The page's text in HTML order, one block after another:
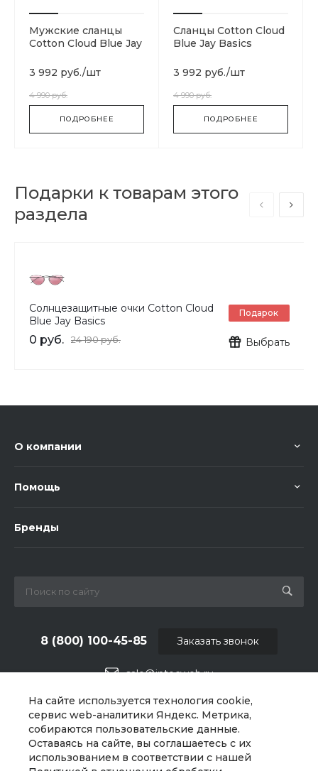
На сайте используется технология cookie,
сервис web-аналитики Яндекс. Метрика,
собираются пользовательские данные.
Оставаясь на сайте, вы соглашаетесь с их
использованием в соответствии с нашей
Мужские сланцы
Cotton Cloud Blue Jay
3 992 руб./шт
4 990 руб.
ПОДРОБНЕЕ
Сланцы Cotton Cloud
Blue Jay Basics
3 992 руб./шт
4 990 руб.
ПОДРОБНЕЕ
Подарки к товарам этого
раздела
Солнцезащитные очки Cotton Cloud
Blue Jay Basics
0 руб. 24 190 руб.
Подарок
Выбрать
О компании
Помощь
Бренды
sale@intecweb.ru
8 (800) 100-45-85
г. Челябинск, ул.Свободы, д.93, оф. 6
Заказать звонок